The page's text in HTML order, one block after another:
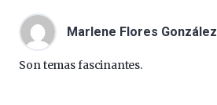
Marlene Flores González
Son temas fascinantes.